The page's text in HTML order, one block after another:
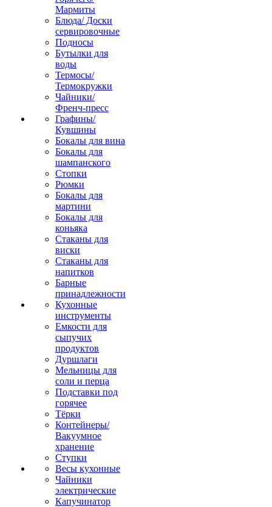
Мармиты
Блюда/ Доски
сервировочные
Подносы
Бутылки для
воды
Термосы/
Термокружки
Чайники/
Френч-пресс
Графины/
Кувшины
Бокалы для вина
Бокалы для
шампанского
Стопки
Рюмки
Бокалы для
мартини
Бокалы для
коньяка
Стаканы для
виски
Стаканы для
напитков
Барные
принадлежности
Кухонные
инструменты
Емкости для
сыпучих
продуктов
Дуршлаги
Мельницы для
соли и перца
Подставки под
горячее
Тёрки
Контейнеры/
Вакуумное
хранение
Ступки
Весы кухонные
Чайники
электрические
Капучинатор